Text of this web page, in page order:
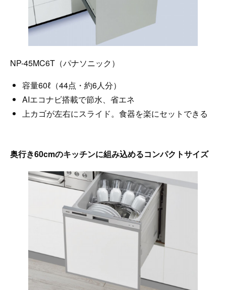
NP-45MC6T（パナソニック）
容量60ℓ（44点・約6人分）
AIエコナビ搭載で節水、省エネ
上カゴが左右にスライド。食器を楽にセットできる
奥行き60cmのキッチンに組み込めるコンパクトサイズ